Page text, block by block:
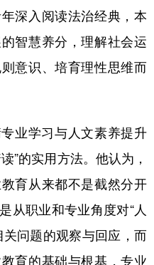
云南 西藏
青海 宁夏
黑龙江
Français عربى
日本語 한국어
深入阅读法治经典，本
智慧养分，理解社会运
意识、培育理性思维而
业学习与人文素养提升
”的实用方法。他认为，
育从来都不是截然分开
从职业和专业角度对“人
问题的观察与回应，而
育的基础与根基，专业